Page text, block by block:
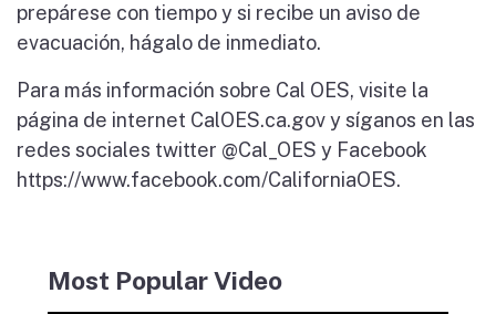
prepárese con tiempo y si recibe un aviso de
evacuación, hágalo de inmediato.
Para más información sobre Cal OES, visite la
página de internet CalOES.ca.gov y síganos en las
redes sociales twitter @Cal_OES y Facebook
https://www.facebook.com/CaliforniaOES.
Most Popular Video